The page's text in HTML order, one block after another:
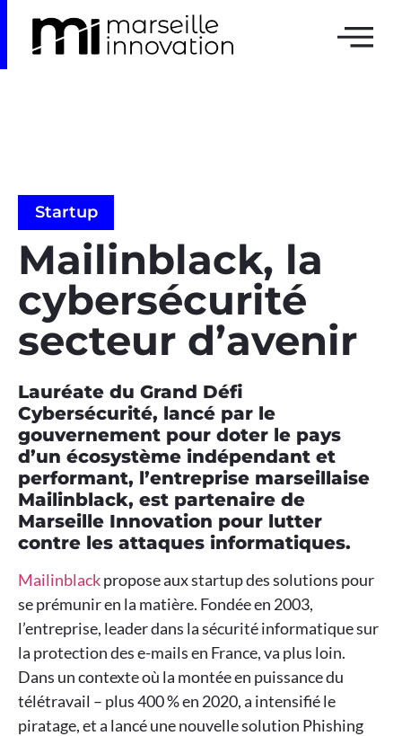
Startup
Mailinblack, la
cybersécurité
secteur d’avenir
Lauréate du Grand Défi
Cybersécurité, lancé par le
gouvernement pour doter le pays
d’un écosystème indépendant et
performant, l’entreprise marseillaise
Mailinblack, est partenaire de
Marseille Innovation pour lutter
contre les attaques informatiques.
Mailinblackpropose aux startup des solutions pour
se prémunir en la matière. Fondée en 2003,
l’entreprise, leader dans la sécurité informatique sur
la protection des e-mails en France, va plus loin.
Dans un contexte où la montée en puissance du
télétravail – plus 400 % en 2020, a intensifié le
piratage, et a lancé une nouvelle solution Phishing